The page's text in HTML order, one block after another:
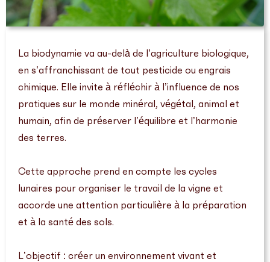
La biodynamie va au-delà de l’agriculture biologique,
en s’affranchissant de tout pesticide ou engrais
chimique. Elle invite à réfléchir à l’influence de nos
pratiques sur le monde minéral, végétal, animal et
humain, afin de préserver l’équilibre et l’harmonie
des terres.
Cette approche prend en compte les cycles
lunaires pour organiser le travail de la vigne et
accorde une attention particulière à la préparation
et à la santé des sols.
L’objectif : créer un environnement vivant et